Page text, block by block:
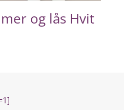
og lås Hvit